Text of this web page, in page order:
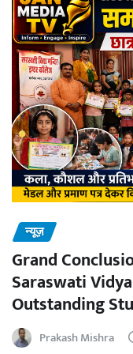
न्यूज़
Grand
Saraswati
Outstanding
Prakash Mishra